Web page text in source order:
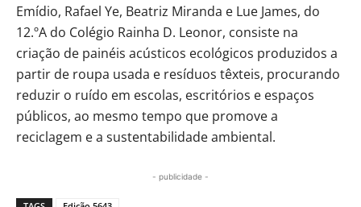
Emídio, Rafael Ye, Beatriz Miranda e Lue James, do
12.ºA do Colégio Rainha D. Leonor, consiste na
criação de painéis acústicos ecológicos produzidos a
partir de roupa usada e resíduos têxteis, procurando
reduzir o ruído em escolas, escritórios e espaços
públicos, ao mesmo tempo que promove a
reciclagem e a sustentabilidade ambiental.
- publicidade -